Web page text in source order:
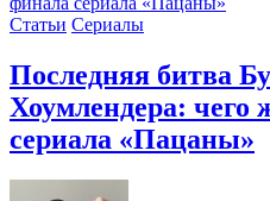
Статьи Сериалы
Последняя битва
Хоумлендера: чего
сериала «Пацаны»